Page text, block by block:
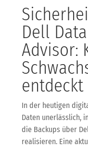
Dell
Advisor:
entdeckt
In der heutigen
Daten unerlässlich,
die Backups über
realisieren. Eine